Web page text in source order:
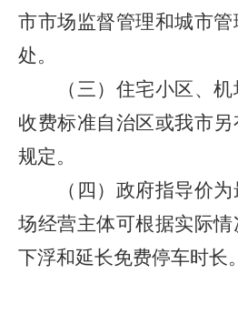
市市场监督管理和城市
处。
（三）住宅小区、
收费标准自治区或我市
规定。
（四）政府指导价
场经营主体可根据实际
下浮和延长免费停车时长。